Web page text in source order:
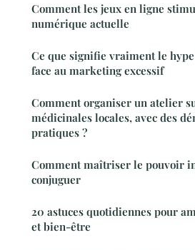
Comment les jeux en ligne
numérique actuelle
Ce que signifie vraiment le
face au marketing excessif
Comment organiser un atelier
médicinales locales, avec des
pratiques ?
Comment maîtriser le pouvoir
conjuguer
20 astuces quotidiennes pour
et bien-être